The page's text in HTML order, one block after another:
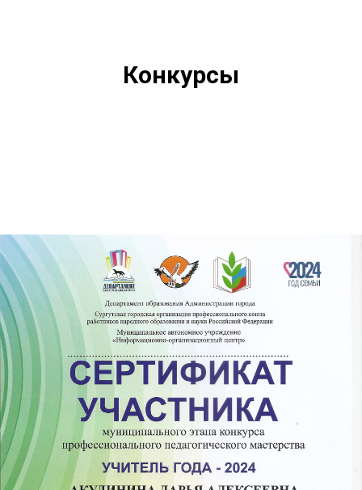
Конкурсы